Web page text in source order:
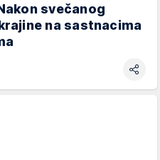
svečanog
na sastnacima